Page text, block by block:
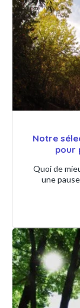
Notre
pour
Quoi de
une